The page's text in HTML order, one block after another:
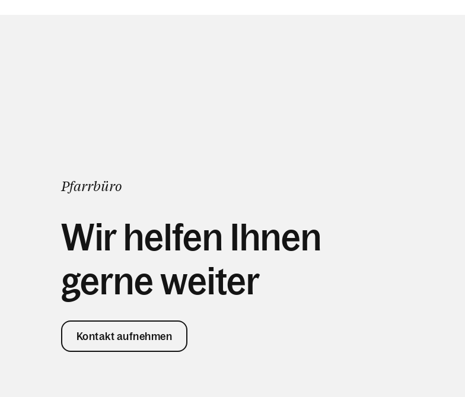
Pfarrbüro
Wir helfen Ihnen
gerne weiter
Kontakt aufnehmen